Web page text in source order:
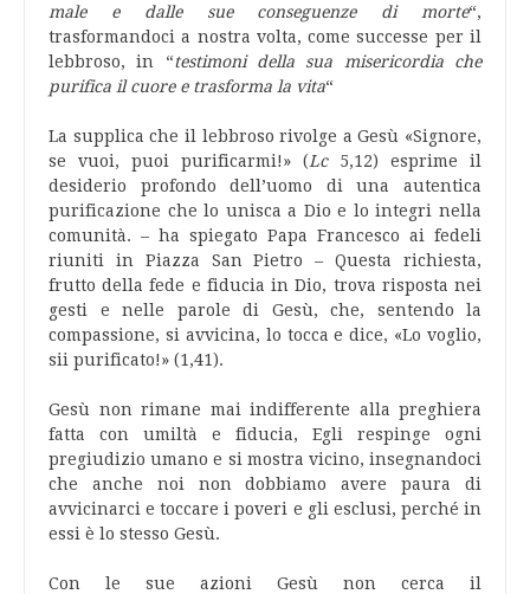
male e dalle sue conseguenze di morte“,
trasformandoci a nostra volta, come successe per il
lebbroso, in “testimoni della sua misericordia che
purifica il cuore e trasforma la vita“
La supplica che il lebbroso rivolge a Gesù «Signore,
se vuoi, puoi purificarmi!» (Lc5,12) esprime il
desiderio profondo dell’uomo di una autentica
purificazione che lo unisca a Dio e lo integri nella
comunità. – ha spiegato Papa Francesco ai fedeli
riuniti in Piazza San Pietro – Questa richiesta,
frutto della fede e fiducia in Dio, trova risposta nei
gesti e nelle parole di Gesù, che, sentendo la
compassione, si avvicina, lo tocca e dice, «Lo voglio,
sii purificato!» (1,41).
Gesù non rimane mai indifferente alla preghiera
fatta con umiltà e fiducia, Egli respinge ogni
pregiudizio umano e si mostra vicino, insegnandoci
che anche noi non dobbiamo avere paura di
avvicinarci e toccare i poveri e gli esclusi, perché in
essi è lo stesso Gesù.
Con le sue azioni Gesù non cerca il